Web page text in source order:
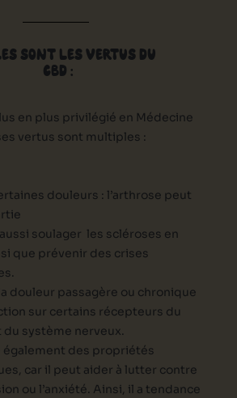
SONT LES VERTUS DU
CBD :
en plus privilégié en Médecine
vertus sont multiples :
douleurs : l’arthrose peut
soulager les scléroses en
que prévenir des crises
douleur passagère ou chronique
sur certains récepteurs du
du système nerveux.
également des propriétés
car il peut aider à lutter contre
ou l’anxiété. Ainsi, il a tendance